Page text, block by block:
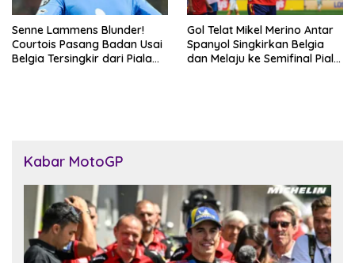
Senne Lammens Blunder!
Courtois Pasang Badan Usai
Belgia Tersingkir dari Piala
Gol Telat Mikel Merino Antar
Spanyol Singkirkan Belgia
dan Melaju ke Semifinal Piala
Kabar MotoGP